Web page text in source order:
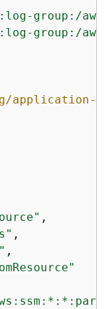
group:/
group:/
application-
,
,
,